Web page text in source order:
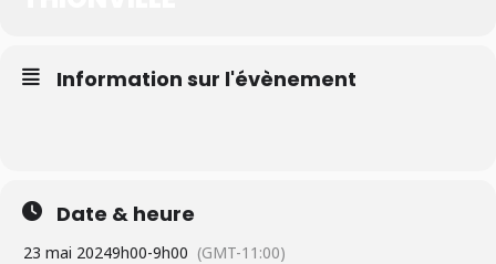
Information sur l'évènement
Date & heure
23 mai 20249h00-9h00 (GMT-11:00)